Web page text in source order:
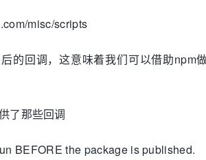
misc/scripts
的回调，这意味着我们可以借助npm
了那些回调
BEFORE the package is published.